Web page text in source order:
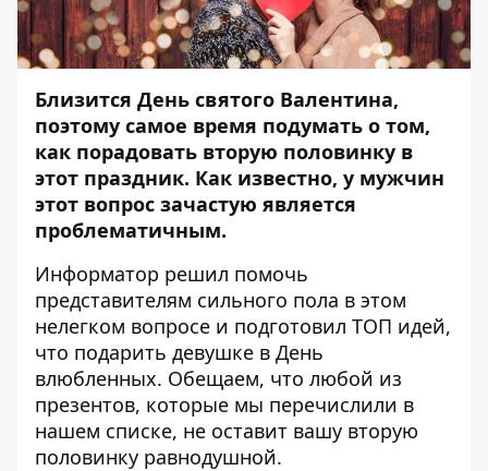
Близится День святого Валентина,
поэтому самое время подумать о том,
как порадовать вторую половинку в
этот праздник. Как известно, у мужчин
этот вопрос зачастую является
проблематичным.
Информатор решил помочь
представителям сильного пола в этом
нелегком вопросе и подготовил ТОП идей,
что подарить девушке в День
влюбленных. Обещаем, что любой из
презентов, которые мы перечислили в
нашем списке, не оставит вашу вторую
половинку равнодушной.